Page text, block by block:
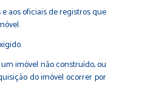
e aos oficiais de registros que
imóvel não construído, ou
do imóvel ocorrer por